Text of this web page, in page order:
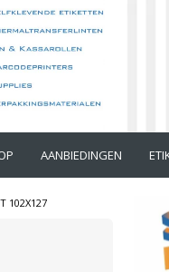
AANBIEDINGEN
102X127